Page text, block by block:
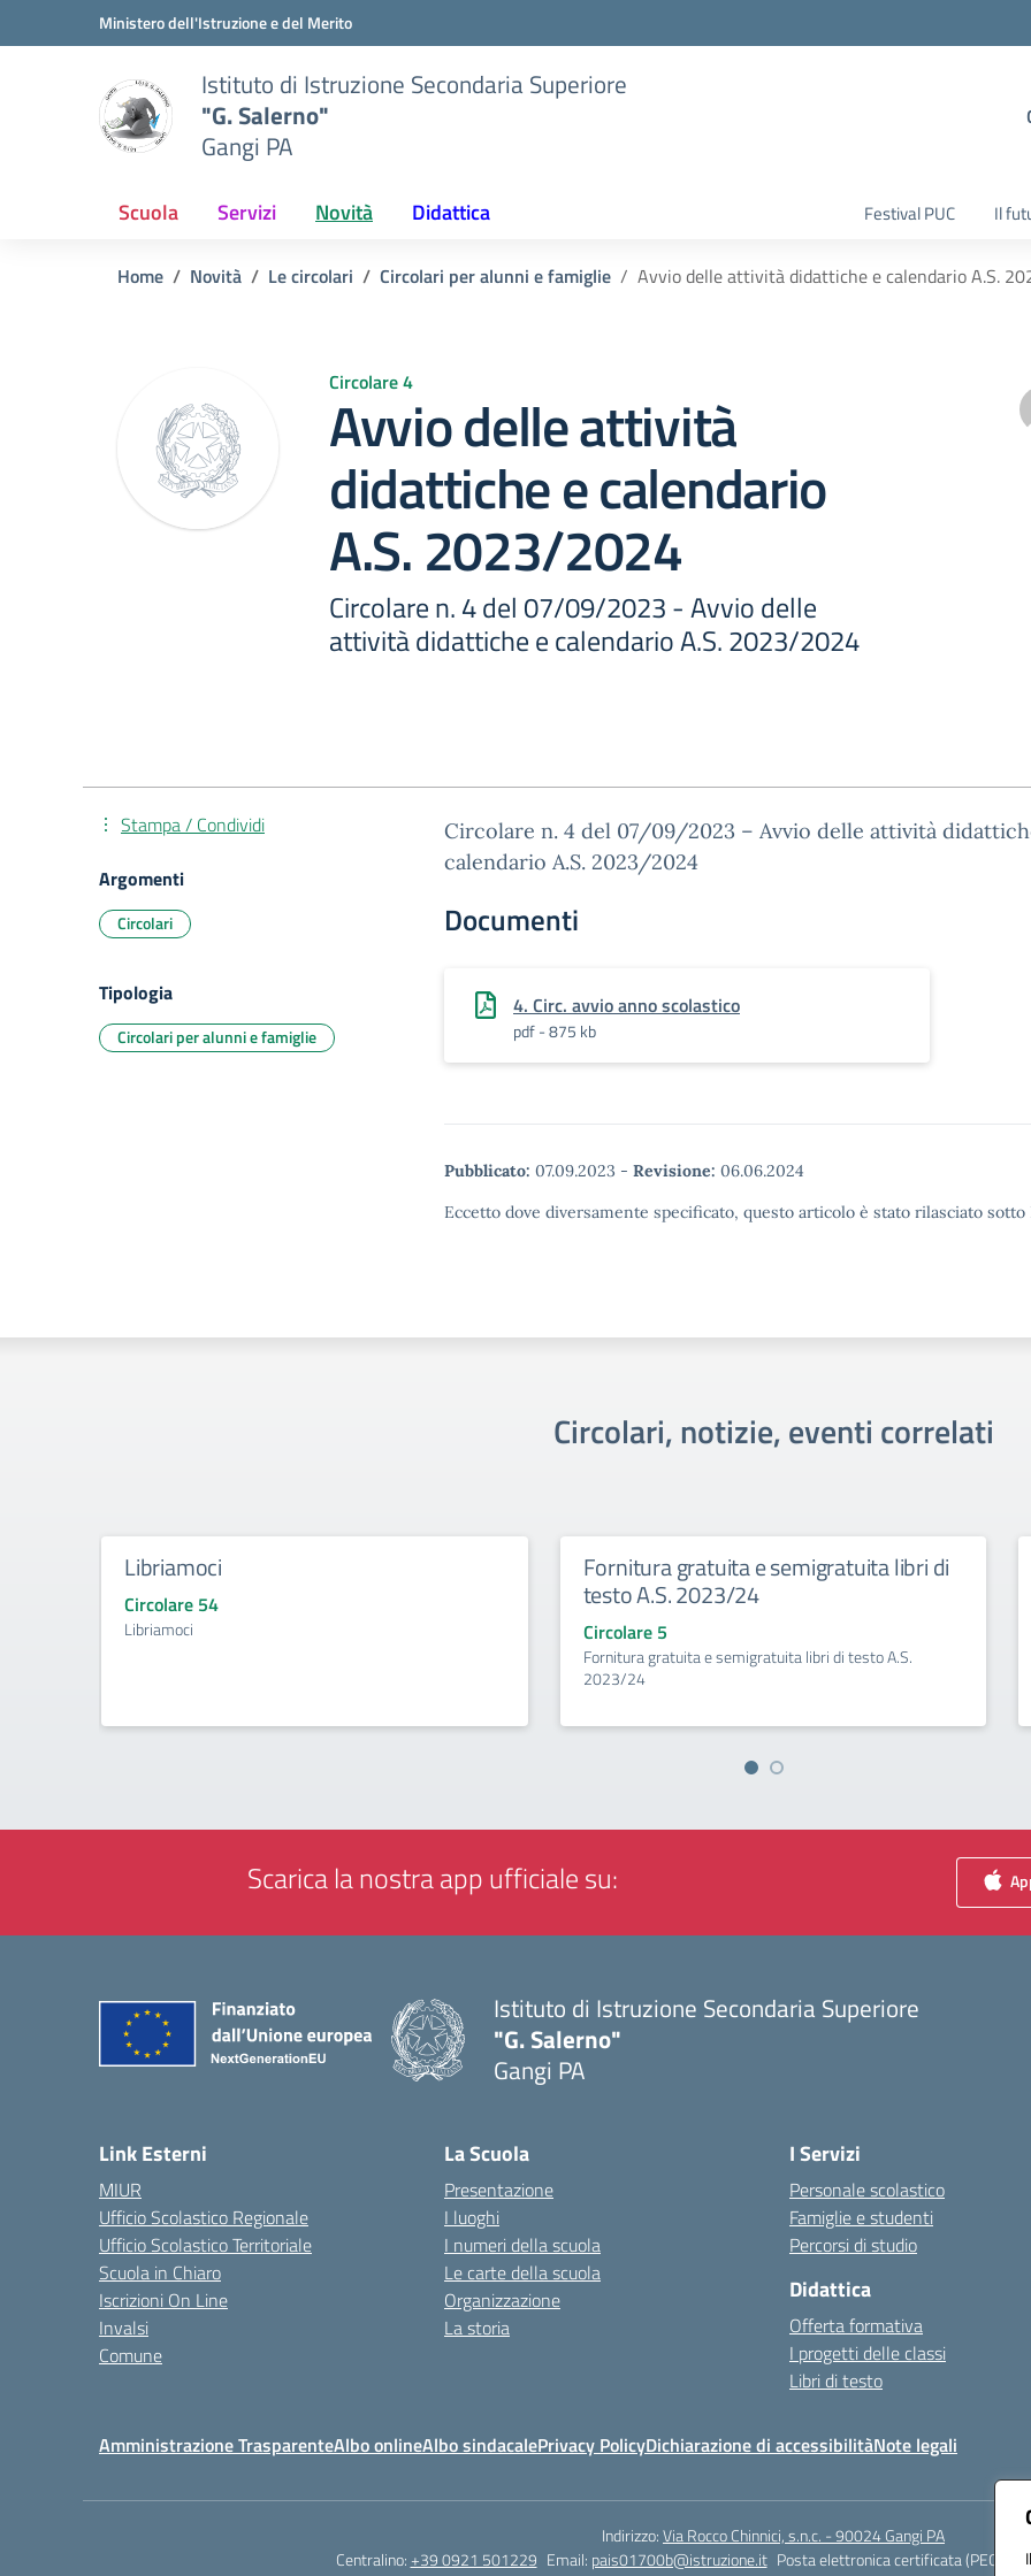
Vai ai contenuti
Vai al menu di navigazioneMinistero dell'Istruzione e del Merito
Istituto di Istruzione Secondaria Superiore
"G. Salerno"
Gangi PA
Scuola Servizi Novità Didattica Festival PUC Il
Home Novità Le circolari Circolari per alunni e famiglie Avvio delle attività didattiche e calendario A.S.
Circolare 4
Avvio delle attività
didattiche e calendario
A.S. 2023/2024
Circolare n. 4 del 07/09/2023 - Avvio delle
attività didattiche e calendario A.S. 2023/2024
Circolare n. 4 del 07/09/2023 – Avvio delle attività
calendario A.S. 2023/2024
Documenti
4. Circ. avvio anno scolastico
pdf - 875 kb
Pubblicato: 07.09.2023 - Revisione: 06.06.2024
Eccetto dove diversamente specificato, questo articolo è stato rilasciato
Stampa / Condividi
Argomenti
Circolari
Tipologia
Circolari per alunni e famiglie
Circolari, notizie, eventi correlati
Libriamoci
Circolare 54
Libriamoci
Fornitura gratuita e semigratuita libri di
testo A.S. 2023/24
Circolare 5
Fornitura gratuita e semigratuita libri di testo A.S.
2023/24
Scarica la nostra app ufficiale su:
Istituto di Istruzione Secondaria Superiore
"G. Salerno"
Gangi PA
Link Esterni
MIUR
Ufficio Scolastico Regionale
Ufficio Scolastico Territoriale
Scuola in Chiaro
Iscrizioni On Line
Invalsi
Comune
La Scuola
Presentazione
I luoghi
I numeri della scuola
Le carte della scuola
Organizzazione
La storia
I Servizi
Personale scolastico
Famiglie e studenti
Percorsi di studio
Didattica
Offerta formativa
I progetti delle classi
Libri di testo
Amministrazione TrasparenteAlbo onlineAlbo sindacalePrivacy PolicyDichiarazione di accessibilitàNote legali
Indirizzo:Via Rocco Chinnici, s.n.c. - 90024 Gangi PA
Centralino:+39 0921 501229 Email: pais01700b@istruzione.it Posta elettronica certificata (PEC):